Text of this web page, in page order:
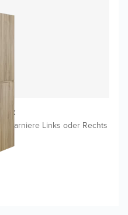
Scharniere Links oder Rechts